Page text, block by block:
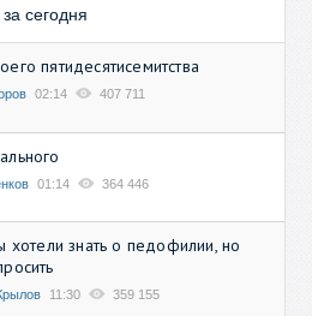
сегодня
пятидесятисемитства
02:14 407 711
01:14 364 446
хотели знать о педофилии, но
11:30 359 155